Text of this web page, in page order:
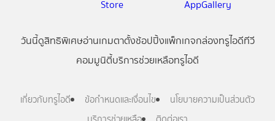
วันนี้ดูสิทธิพิเศษอ่านเกมตาตั้งช้อปปิ้งแพ็กเกจกล่องทรูไอดีทีวี
คอมมูนิตี้บริการช่วยเหลือทรูไอดี
เกี่ยวกับทรูไอดี ข้อกำหนดและเงื่อนไข
นโยบายความเป็นส่วนตัว